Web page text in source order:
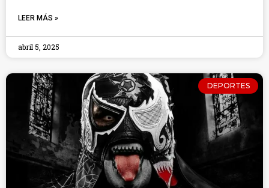
LEER MÁS »
abril 5, 2025
DEPORTES